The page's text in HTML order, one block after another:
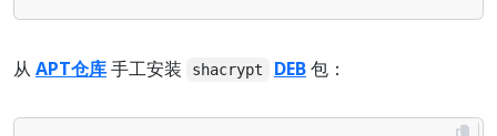
从 APT仓库手工安装 shacrypt DEB包：